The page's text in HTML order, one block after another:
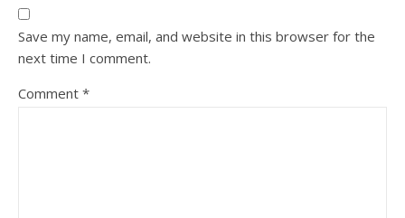
Save my name, email, and website in this browser for the
next time I comment.
Comment *